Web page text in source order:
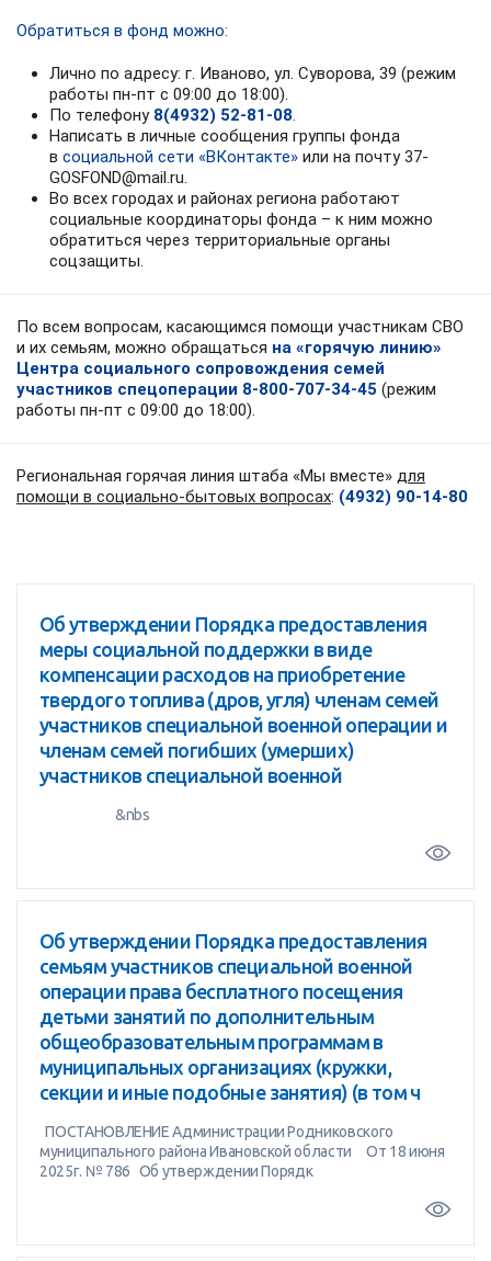
Обратиться в фонд можно:
Лично по адресу: г. Иваново, ул. Суворова, 39 (режим
работы пн-пт с 09:00 до 18:00).
По телефону 8(4932) 52-81-08.
Написать в личные сообщения группы фонда
в социальной сети «ВКонтакте» или на почту37-
GOSFOND@mail.ru.
Во всех городах и районах региона работают
социальные координаторы фонда – к ним можно
обратиться через территориальные органы
соцзащиты.
По всем вопросам, касающимся помощи участникам СВО
и их семьям, можно обращаться на «горячую линию»
Центра социального сопровождения семей
участников спецоперации 8-800-707-34-45 (режим
работы пн-пт с 09:00 до 18:00).
Региональная горячая линия штаба «Мы вместе» для
помощи в социально-бытовых вопросах: (4932) 90-14-80
Об утверждении Порядка предоставления
меры социальной поддержки в виде
компенсации расходов на приобретение
твердого топлива (дров, угля) членам семей
участников специальной военной операции и
членам семей погибших (умерших)
участников специальной военной
&nbs
Об утверждении Порядка предоставления
семьям участников специальной военной
операции права бесплатного посещения
детьми занятий по дополнительным
общеобразовательным программам в
муниципальных организациях (кружки,
секции и иные подобные занятия) (в том ч
ПОСТАНОВЛЕНИЕ Администрации Родниковского
муниципального района Ивановской области От 18 июня
2025г. № 786 Об утверждении Порядк